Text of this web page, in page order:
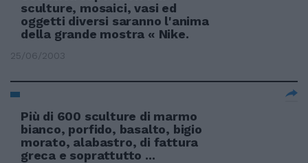
sculture, mosaici, vasi ed
oggetti diversi saranno l'anima
della grande mostra « Nike.
25/06/2003
Più di 600 sculture di marmo
bianco, porfido, basalto, bigio
morato, alabastro, di fattura
greca e soprattutto ...